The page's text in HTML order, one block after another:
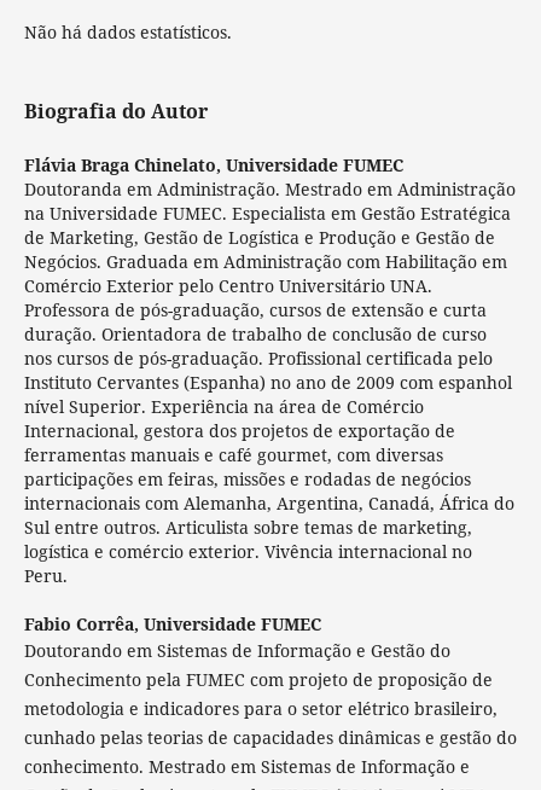
Não há dados estatísticos.
Biografia do Autor
Flávia Braga Chinelato, Universidade FUMEC
Doutoranda em Administração. Mestrado em Administração
na Universidade FUMEC. Especialista em Gestão Estratégica
de Marketing, Gestão de Logística e Produção e Gestão de
Negócios. Graduada em Administração com Habilitação em
Comércio Exterior pelo Centro Universitário UNA.
Professora de pós-graduação, cursos de extensão e curta
duração. Orientadora de trabalho de conclusão de curso
nos cursos de pós-graduação. Profissional certificada pelo
Instituto Cervantes (Espanha) no ano de 2009 com espanhol
nível Superior. Experiência na área de Comércio
Internacional, gestora dos projetos de exportação de
ferramentas manuais e café gourmet, com diversas
participações em feiras, missões e rodadas de negócios
internacionais com Alemanha, Argentina, Canadá, África do
Sul entre outros. Articulista sobre temas de marketing,
logística e comércio exterior. Vivência internacional no
Peru.
Fabio Corrêa, Universidade FUMEC
Doutorando em Sistemas de Informação e Gestão do
Conhecimento pela FUMEC com projeto de proposição de
metodologia e indicadores para o setor elétrico brasileiro,
cunhado pelas teorias de capacidades dinâmicas e gestão do
conhecimento. Mestrado em Sistemas de Informação e